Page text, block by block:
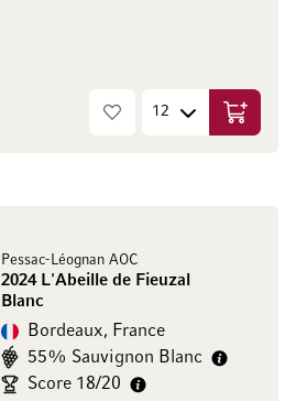
Ajouter
Pessac-Léognan AOC
2024 L'Abeille de Fieuzal
Blanc
Bordeaux, France
55% Sauvignon Blanc
Score 18/20